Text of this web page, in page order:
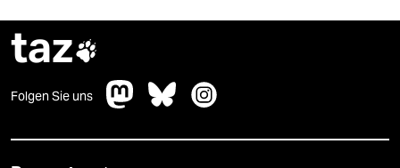
taz
Folgen Sie uns